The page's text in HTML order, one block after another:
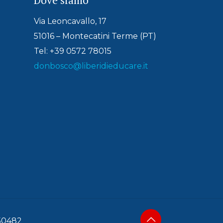
Via Leoncavallo, 17
51016 – Montecatini Terme (PT)
Tel: +39 0572 78015
donbosco@liberidieducare.it